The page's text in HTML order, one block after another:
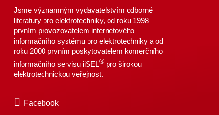
Jsme významným vydavatelstvím odborné
literatury pro elektrotechniky, od roku 1998
prvním provozovatelem internetového
informačního systému pro elektrotechniky a od
roku 2000 prvním poskytovatelem komerčního
informačního servisu iiSEL®pro širokou
elektrotechnickou veřejnost.
Facebook